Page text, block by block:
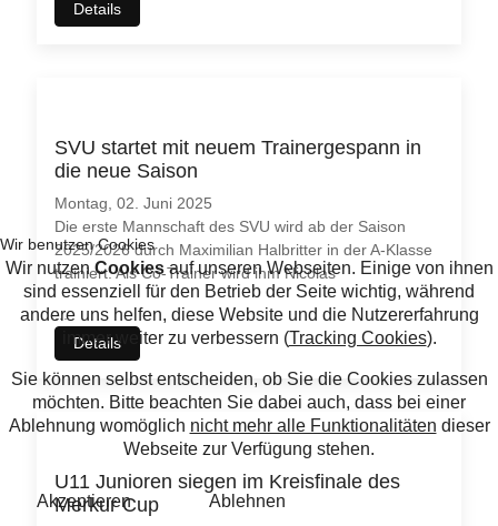
Details
SVU startet mit neuem Trainergespann in
die neue Saison
Montag, 02. Juni 2025
Die erste Mannschaft des SVU wird ab der Saison
2025/2026 durch Maximilian Halbritter in der A-Klasse
trainiert. Als Co-Trainer wird ihm Nicolas
...
Details
U11 Junioren siegen im Kreisfinale des
Merkur Cup